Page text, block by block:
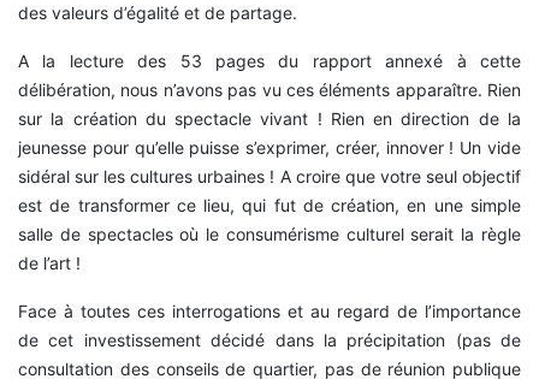
des valeurs d’égalité et de partage.
A la lecture des 53 pages du rapport annexé à cette
délibération, nous n’avons pas vu ces éléments apparaître. Rien
sur la création du spectacle vivant ! Rien en direction de la
jeunesse pour qu’elle puisse s’exprimer, créer, innover ! Un vide
sidéral sur les cultures urbaines ! A croire que votre seul objectif
est de transformer ce lieu, qui fut de création, en une simple
salle de spectacles où le consumérisme culturel serait la règle
de l’art !
Face à toutes ces interrogations et au regard de l’importance
de cet investissement décidé dans la précipitation (pas de
consultation des conseils de quartier, pas de réunion publique